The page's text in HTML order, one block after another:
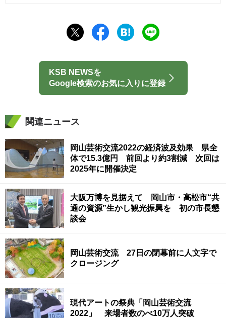
KSB NEWSを
Google検索のお気に入りに登録
関連ニュース
岡山芸術交流2022の経済波及効果 県全
体で15.3億円 前回より約3割減 次回は
2025年に開催決定
大阪万博を見据えて 岡山市・高松市“共
通の資源”生かし観光振興を 初の市長懇
談会
岡山芸術交流 27日の閉幕前に人文字で
クロージング
現代アートの祭典「岡山芸術交流
2022」 来場者数のべ10万人突破